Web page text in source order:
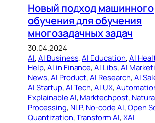
Новый подход машинного
обучения для обучения
многозадачных задач
30.04.2024
AI, AI Business, AI Education, AI
Help, AI in Finance, AI Libs, AI
News, AI Product, AI Research, AI
AI Startup, AI Tech, AI UX,
Explainable AI, Marktechpost,
Processing, NLP, No-code AI, Open
Quantization, Transform AI, XAI